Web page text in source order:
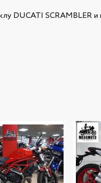
DUCATI SCRAMBLER